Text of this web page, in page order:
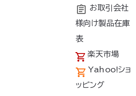
お取引会社
様向け製品在庫
表
楽天市場
Yahoo!ショ
ッピング